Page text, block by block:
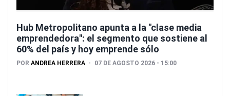
Hub Metropolitano apunta a la "clase media
emprendedora": el segmento que sostiene al
60% del país y hoy emprende sólo
POR ANDREA HERRERA 07 DE AGOSTO 2026 - 15:00